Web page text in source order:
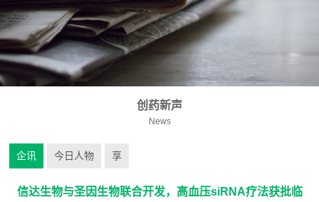
创药新声
News
企讯 今日人物 享
信达生物与圣因生物联合开发，高血压siRNA疗法获批临